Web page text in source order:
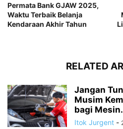
Permata Bank GJAW 2025,
Waktu Terbaik Belanja
Kendaraan Akhir Tahun
RELATED
Jangan
Musim
bagi
Itok Jurgent -